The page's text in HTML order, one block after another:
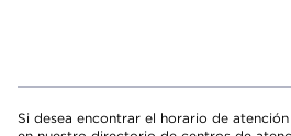
Si desea encontrar el horario de